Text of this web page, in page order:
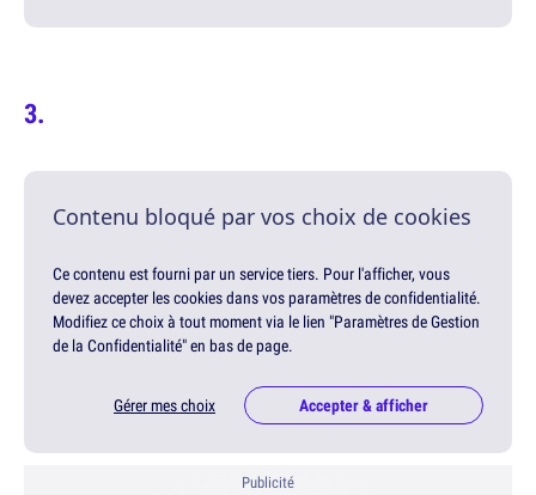
Contenu bloqué par vos choix de cookies
Ce contenu est fourni par un service tiers. Pour l'afficher, vous
devez accepter les cookies dans vos paramètres de confidentialité.
Modifiez ce choix à tout moment via le lien "Paramètres de Gestion
de la Confidentialité" en bas de page.
Gérer mes choix Accepter & afficher
Publicité